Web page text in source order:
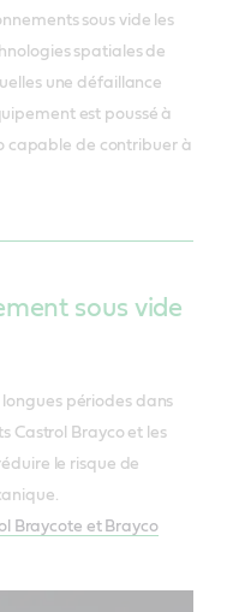
sous vide les
spatiales de
une défaillance
est poussé à
capable de contribuer à
sous vide
périodes dans
Castrol Brayco et les
le risque de
Braycote et Brayco